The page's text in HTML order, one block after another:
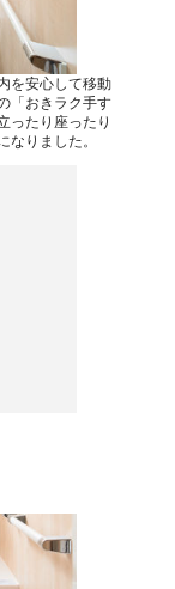
を安心して移動
「おきラク手す
ったり座ったり
りました。